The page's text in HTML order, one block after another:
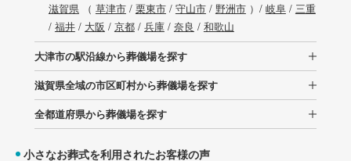
滋賀県（ 草津市/ 栗東市/ 守山市/ 野洲市）/ 岐阜/ 三重
/ 福井/ 大阪 / 京都/ 兵庫/ 奈良 / 和歌山
大津市の駅沿線から葬儀場を探す
滋賀県全域の市区町村から葬儀場を探す
全都道府県から葬儀場を探す
小さなお葬式を利用されたお客様の声